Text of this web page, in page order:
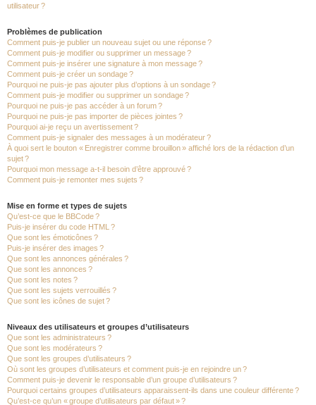
utilisateur ?
Problèmes de publication
Comment puis-je publier un nouveau sujet ou une réponse ?
Comment puis-je modifier ou supprimer un message ?
Comment puis-je insérer une signature à mon message ?
Comment puis-je créer un sondage ?
Pourquoi ne puis-je pas ajouter plus d’options à un sondage ?
Comment puis-je modifier ou supprimer un sondage ?
Pourquoi ne puis-je pas accéder à un forum ?
Pourquoi ne puis-je pas importer de pièces jointes ?
Pourquoi ai-je reçu un avertissement ?
Comment puis-je signaler des messages à un modérateur ?
À quoi sert le bouton « Enregistrer comme brouillon » affiché lors de la rédaction d’un
sujet ?
Pourquoi mon message a-t-il besoin d’être approuvé ?
Comment puis-je remonter mes sujets ?
Mise en forme et types de sujets
Qu’est-ce que le BBCode ?
Puis-je insérer du code HTML ?
Que sont les émoticônes ?
Puis-je insérer des images ?
Que sont les annonces générales ?
Que sont les annonces ?
Que sont les notes ?
Que sont les sujets verrouillés ?
Que sont les icônes de sujet ?
Niveaux des utilisateurs et groupes d’utilisateurs
Que sont les administrateurs ?
Que sont les modérateurs ?
Que sont les groupes d’utilisateurs ?
Où sont les groupes d’utilisateurs et comment puis-je en rejoindre un ?
Comment puis-je devenir le responsable d’un groupe d’utilisateurs ?
Pourquoi certains groupes d’utilisateurs apparaissent-ils dans une couleur différente ?
Qu’est-ce qu’un « groupe d’utilisateurs par défaut » ?